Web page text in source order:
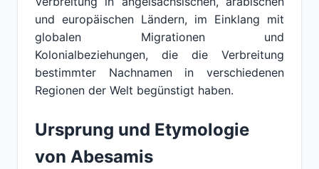
und europäischen Ländern, im Einklang mit
globalen Migrationen und
Kolonialbeziehungen, die die Verbreitung
bestimmter Nachnamen in verschiedenen
Regionen der Welt begünstigt haben.
Ursprung und Etymologie
von Abesamis